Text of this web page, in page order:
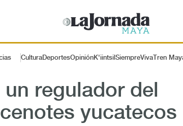
CulturaDeportesOpiniónK'iintsil SiempreViva Tren
regulador del
yucatecos